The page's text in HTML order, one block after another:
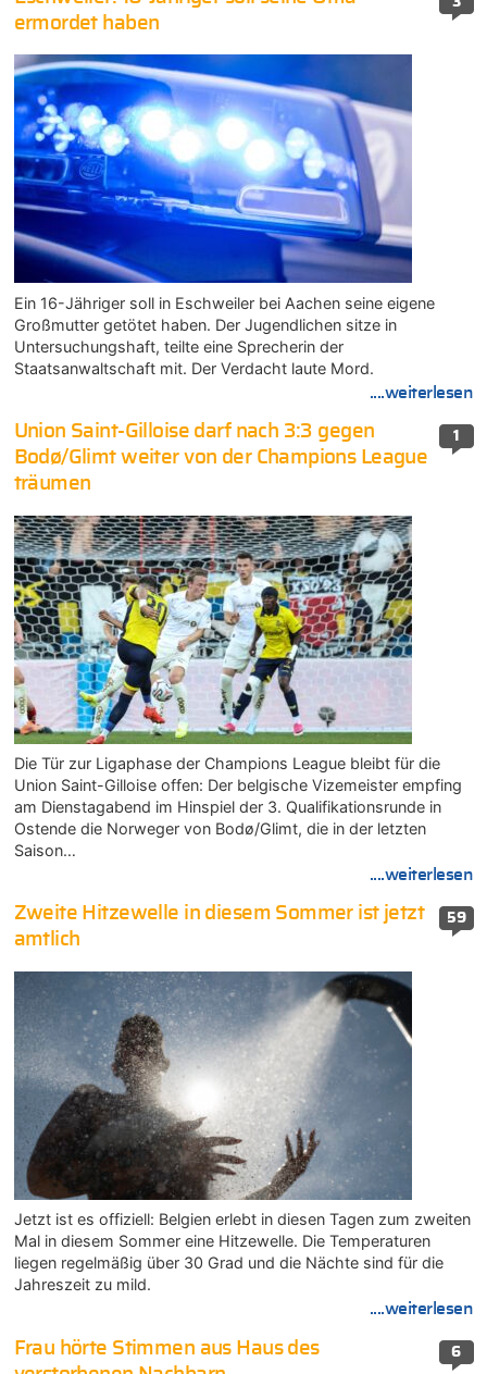
ermordet haben
Ein 16-Jähriger soll in Eschweiler bei Aachen seine eigene
Großmutter getötet haben. Der Jugendlichen sitze in
Untersuchungshaft, teilte eine Sprecherin der
Staatsanwaltschaft mit. Der Verdacht laute Mord.
....weiterlesen
1
Union Saint-Gilloise darf nach 3:3 gegen
Bodø/Glimt weiter von der Champions League
träumen
Die Tür zur Ligaphase der Champions League bleibt für die
Union Saint-Gilloise offen: Der belgische Vizemeister empfing
am Dienstagabend im Hinspiel der 3. Qualifikationsrunde in
Ostende die Norweger von Bodø/Glimt, die in der letzten
Saison…
....weiterlesen
59
Zweite Hitzewelle in diesem Sommer ist jetzt
amtlich
Jetzt ist es offiziell: Belgien erlebt in diesen Tagen zum zweiten
Mal in diesem Sommer eine Hitzewelle. Die Temperaturen
liegen regelmäßig über 30 Grad und die Nächte sind für die
Jahreszeit zu mild.
....weiterlesen
6
Frau hörte Stimmen aus Haus des